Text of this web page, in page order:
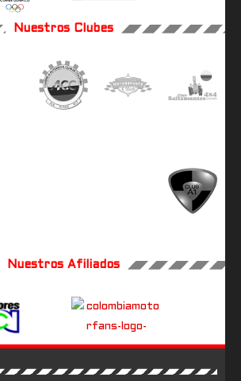
Nuestros Clubes
Nuestros Afiliados